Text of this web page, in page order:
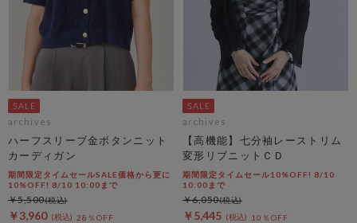
archives
ハーフスリーブ金ボタンニット
カーディガン
期間限定タイムセールSALE価格から更に
10%OFF! 8/10 10:00まで
￥3,960 28％OFF
￥5,500
archives
【高機能】七分袖レーストリム
変形リブニットＣＤ
期間限定タイムセール10%OFF! 8/10
10:00まで
￥5,445 10％OFF
￥6,050